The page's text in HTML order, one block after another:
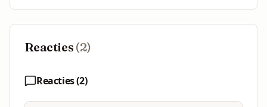
Reacties (2)
Reacties (2)